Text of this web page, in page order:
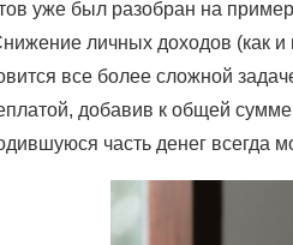
уже был разобран на
личных доходов (как
все более сложной
добавив к общей
часть денег